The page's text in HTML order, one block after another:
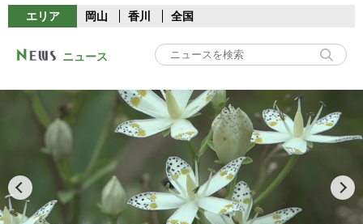
エリア 岡山 香川 全国
ニュース
Play